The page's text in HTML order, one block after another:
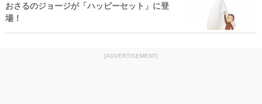
おさるのジョージが「ハッピーセット」に登
場！
[ADVERTISEMENT]